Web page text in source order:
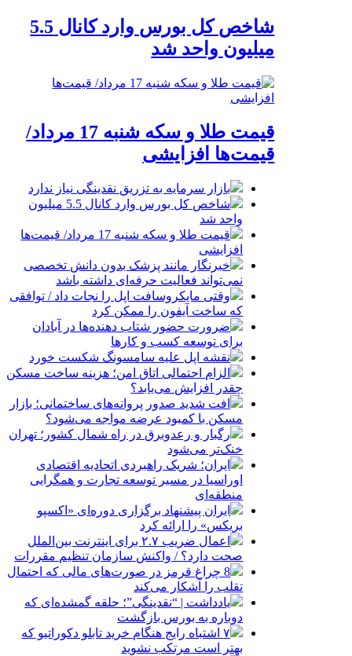
شاخص کل بورس وارد کانال 5.5
میلیون واحد شد
قیمت طلا و سکه شنبه 17 مرداد/
قیمت‌ها افزایشی
بازار سرمایه به تزریق نقدینگی نیاز ندارد
شاخص کل بورس وارد کانال 5.5 میلیون
واحد شد
قیمت طلا و سکه شنبه 17 مرداد/ قیمت‌ها
افزایشی
خبرنگار مانند پزشک بدون دانش تخصصی
نمی‌تواند فعالیت حرفه‌ای داشته باشد
وقتی مایکروسافت اپل را نجات داد / توافقی
که ساخت آیفون را ممکن کرد
ضرورت حضور شتاب ‌دهنده‌ها در آبادان
برای توسعه کسب‌ و کارها
نقشه اپل علیه سامسونگ شکست خورد
الزام احتمالی اتاق امن؛ هزینه ساخت مسکن
چقدر افزایش می‌یابد؟
افت شدید صدور پروانه‌های ساختمانی؛ بازار
مسکن با کمبود عرضه مواجه می‌شود؟
رگبار و رعدوبرق در راه شمال کشور؛ تهران
خنک‌تر می‌شود
ایران؛ شریک راهبردی اتحادیه اقتصادی
اوراسیا در مسیر توسعه تجارت و همگرایی
منطقه‌ای
ایران پیشنهاد برگزاری دوره‌ای «اکسپو
بریکس» را ارائه کرد
اعمال ضریب ۲.۷ برای اینترنت بین‌الملل
صحت دارد؟ / واکنش سازمان تنظیم مقررات
8 چراغ قرمز در صورت‌های مالی که احتمال
تقلب را آشکار می‌کند
یادداشت | “نقدینگی”؛ حلقه گمشده‌ای که
دوباره به بورس بازگشت
۷ اشتباه رایج هنگام خرید تابلو دکوراتیو که
بهتر است مرتکب نشوید